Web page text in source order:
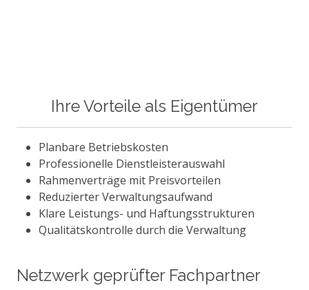
Ihre Vorteile als Eigentümer
Planbare Betriebskosten
Professionelle Dienstleisterauswahl
Rahmenverträge mit Preisvorteilen
Reduzierter Verwaltungsaufwand
Klare Leistungs- und Haftungsstrukturen
Qualitätskontrolle durch die Verwaltung
Netzwerk geprüfter Fachpartner